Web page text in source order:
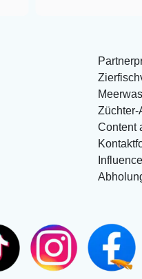
Züchter-
Content